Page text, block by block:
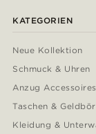
KATEGORIEN
Neue Kollektion
Schmuck & Uhren
Anzug Accessoires
Taschen &
Kleidung &